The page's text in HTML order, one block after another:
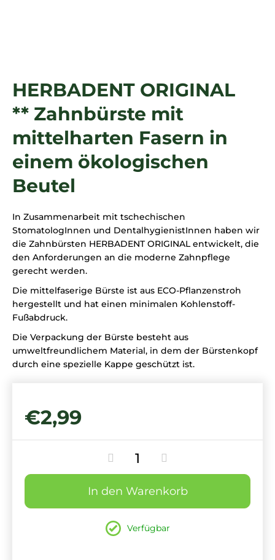
HERBADENT ORIGINAL
** Zahnbürste mit
mittelharten Fasern in
einem ökologischen
Beutel
In Zusammenarbeit mit tschechischen
StomatologInnen und DentalhygienistInnen haben wir
die Zahnbürsten HERBADENT ORIGINAL entwickelt, die
den Anforderungen an die moderne Zahnpflege
gerecht werden.
Die mittelfaserige Bürste ist aus ECO-Pflanzenstroh
hergestellt und hat einen minimalen Kohlenstoff-
Fußabdruck.
Die Verpackung der Bürste besteht aus
umweltfreundlichem Material, in dem der Bürstenkopf
durch eine spezielle Kappe geschützt ist.
€2,99
In den Warenkorb
Verfügbar